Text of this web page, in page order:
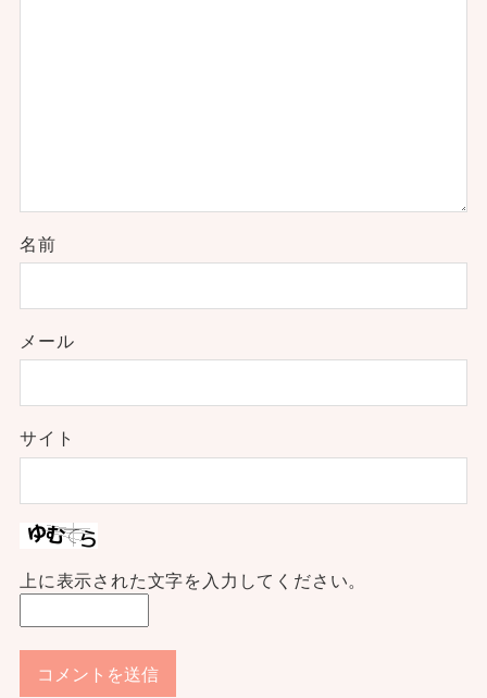
名前
メール
サイト
上に表示された文字を入力してください。